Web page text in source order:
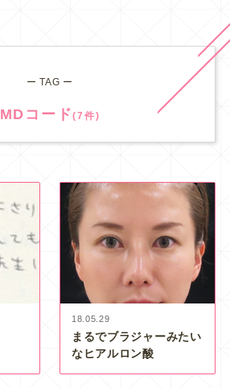
ー TAG ー
MDコード(7件)
18.05.29
まるでブラジャーみたい
なヒアルロン酸